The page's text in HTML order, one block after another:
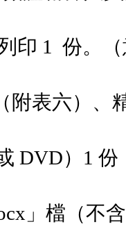
1 份。（
六）、精
）1 份
檔（不含